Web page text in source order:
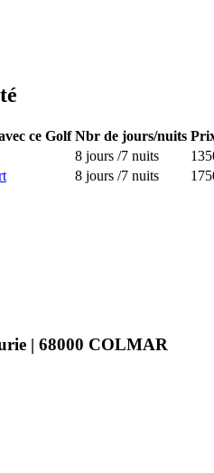
ce Golf Nbr de jours/nuits
8 jours /7 nuits
8 jours /7 nuits
| 68000 COLMAR